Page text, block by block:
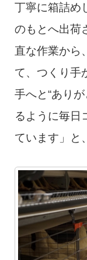
丁寧に箱詰め
のもとへ出荷
直な作業から
て、つくり手
手へと“あり
るように毎日
ています」と